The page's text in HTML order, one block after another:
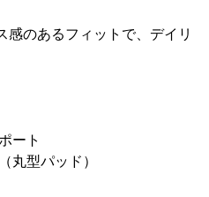
感のあるフィットで、デイリ
ート
丸型パッド）